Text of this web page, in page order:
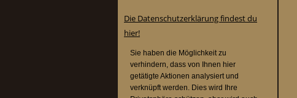
Die Datenschutzerklärung findest du
hier!